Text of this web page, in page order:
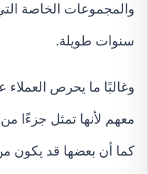
والمجموعات الخاصة
سنوات طويلة.
وغالبًا ما يحرص العملاء
معهم لأنها تمثل جزءًا من
كما أن بعضها قد يكون